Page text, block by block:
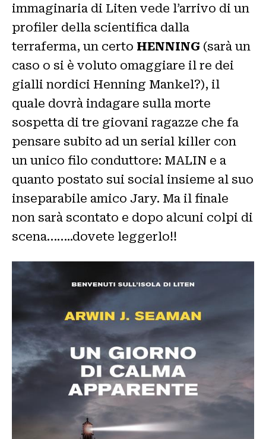
immaginaria di Liten vede l’arrivo di un
profiler della scientifica dalla
terraferma, un certo HENNING (sarà un
caso o si è voluto omaggiare il re dei
gialli nordici Henning Mankel?), il
quale dovrà indagare sulla morte
sospetta di tre giovani ragazze che fa
pensare subito ad un serial killer con
un unico filo conduttore: MALIN e a
quanto postato sui social insieme al suo
inseparabile amico Jary. Ma il finale
non sarà scontato e dopo alcuni colpi di
scena……..dovete leggerlo!!